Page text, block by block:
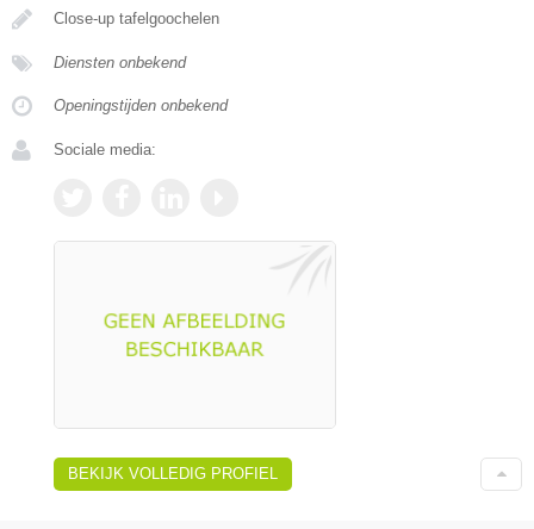
Close-up tafelgoochelen
Diensten onbekend
Openingstijden onbekend
Sociale media:
BEKIJK VOLLEDIG PROFIEL